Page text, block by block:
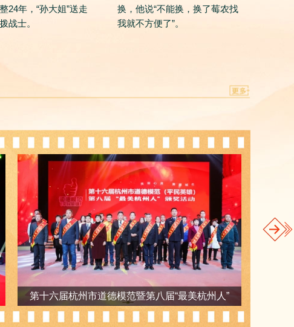
24年，“孙大姐”送走
战士。
换，他说“不能换，换了莓农找
我就不方便了”。
第十六届杭州市道德模范暨第八届“最美杭州人”